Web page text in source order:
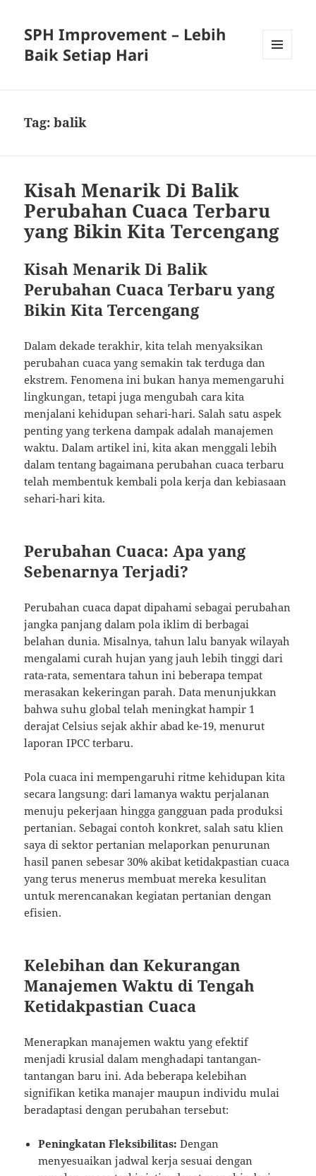
SPH Improvement – Lebih
Baik Setiap Hari
Tag:balik
Kisah Menarik Di Balik
Perubahan Cuaca Terbaru
yang Bikin Kita Tercengang
Kisah Menarik Di Balik
Perubahan Cuaca Terbaru yang
Bikin Kita Tercengang
Dalam dekade terakhir, kita telah menyaksikan
perubahan cuaca yang semakin tak terduga dan
ekstrem. Fenomena ini bukan hanya memengaruhi
lingkungan, tetapi juga mengubah cara kita
menjalani kehidupan sehari-hari. Salah satu aspek
penting yang terkena dampak adalah manajemen
waktu. Dalam artikel ini, kita akan menggali lebih
dalam tentang bagaimana perubahan cuaca terbaru
telah membentuk kembali pola kerja dan kebiasaan
sehari-hari kita.
Perubahan Cuaca: Apa yang
Sebenarnya Terjadi?
Perubahan cuaca dapat dipahami sebagai perubahan
jangka panjang dalam pola iklim di berbagai
belahan dunia. Misalnya, tahun lalu banyak wilayah
mengalami curah hujan yang jauh lebih tinggi dari
rata-rata, sementara tahun ini beberapa tempat
merasakan kekeringan parah. Data menunjukkan
bahwa suhu global telah meningkat hampir 1
derajat Celsius sejak akhir abad ke-19, menurut
laporan IPCC terbaru.
Pola cuaca ini mempengaruhi ritme kehidupan kita
secara langsung: dari lamanya waktu perjalanan
menuju pekerjaan hingga gangguan pada produksi
pertanian. Sebagai contoh konkret, salah satu klien
saya di sektor pertanian melaporkan penurunan
hasil panen sebesar 30% akibat ketidakpastian cuaca
yang terus menerus membuat mereka kesulitan
untuk merencanakan kegiatan pertanian dengan
efisien.
Kelebihan dan Kekurangan
Manajemen Waktu di Tengah
Ketidakpastian Cuaca
Menerapkan manajemen waktu yang efektif
menjadi krusial dalam menghadapi tantangan-
tantangan baru ini. Ada beberapa kelebihan
signifikan ketika manajer maupun individu mulai
beradaptasi dengan perubahan tersebut:
Peningkatan Fleksibilitas: Dengan
menyesuaikan jadwal kerja sesuai dengan